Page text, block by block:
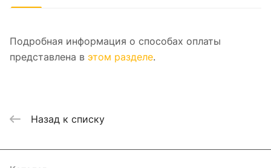
Подробная информация о способах оплаты
представлена в этом разделе.
Назад к списку